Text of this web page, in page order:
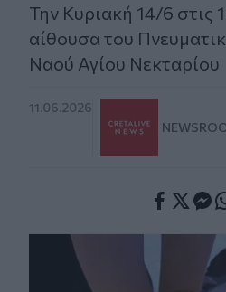
Την Κυριακή 14/6 στις
αίθουσα του
Ναού Αγίου Νεκταρίου
11.06.2026